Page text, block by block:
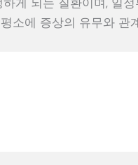
소에 증상의 유무와 관